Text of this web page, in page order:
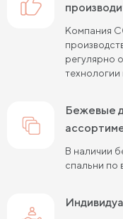
Компания
регулярно
технологии
бежевые декоративные подушки в
В наличии
спальни по